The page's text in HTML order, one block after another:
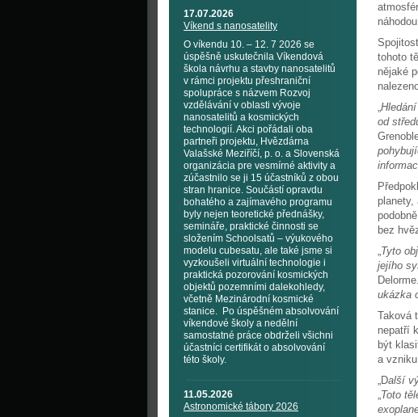
17.07.2026
Víkend s nanosatelity
O víkendu 10. – 12. 7 2026 se
úspěšně uskutečnila Víkendová
škola návrhu a stavby nanosatelitů
v rámci projektu přeshraniční
spolupráce s názvem Rozvoj
vzdělávání v oblasti vývoje
nanosatelitů a kosmických
technologií. Akci pořádali oba
partneři projektu, Hvězdárna
Valašské Meziříčí, p. o. a Slovenská
organizácia pre vesmírné aktivity a
zúčastnilo se ji 15 účastníků z obou
stran hranice. Součástí opravdu
bohatého a zajímavého programu
byly nejen teoretické přednášky,
semináře, praktické činnosti se
složením Schoolsatů – výukového
modelu cubesatu, ale také jsme si
vyzkoušeli virtuální technologie i
praktická pozorování kosmických
objektů pozemními dalekohledy,
včetně Mezinárodní kosmické
stanice. Po úspěšném absolvování
víkendové školy a nedělní
samostatné práce obdrželi všichni
účastníci certifikát o absolvování
této školy.
11.05.2026
Astronomické tábory 2026
tohoto
nějaké
„
od
bez
„Tyto
jejího
ukázka
Taková
nepatří
být
a
„Další
„Toto